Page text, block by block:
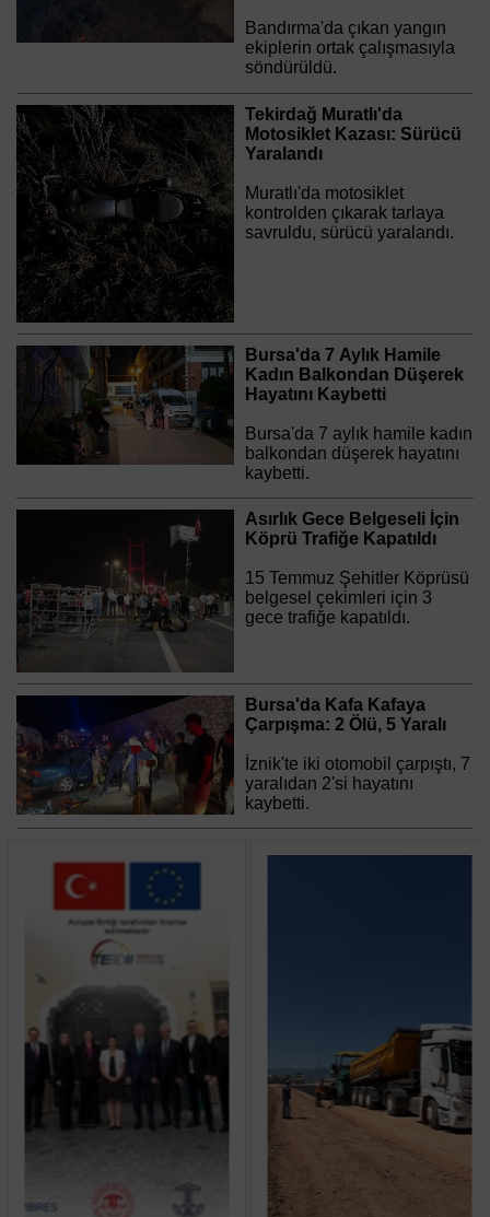
Bandırma'da çıkan yangın
ekiplerin ortak çalışmasıyla
söndürüldü.
Tekirdağ Muratlı'da
Motosiklet Kazası: Sürücü
Yaralandı
Muratlı'da motosiklet
kontrolden çıkarak tarlaya
savruldu, sürücü yaralandı.
Bursa'da 7 Aylık Hamile
Kadın Balkondan Düşerek
Hayatını Kaybetti
Bursa'da 7 aylık hamile kadın
balkondan düşerek hayatını
kaybetti.
Asırlık Gece Belgeseli İçin
Köprü Trafiğe Kapatıldı
15 Temmuz Şehitler Köprüsü
belgesel çekimleri için 3
gece trafiğe kapatıldı.
Bursa'da Kafa Kafaya
Çarpışma: 2 Ölü, 5 Yaralı
İznik'te iki otomobil çarpıştı, 7
yaralıdan 2'si hayatını
kaybetti.